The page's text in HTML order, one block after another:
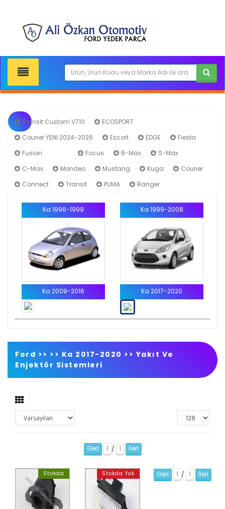
Transit Custom V710
ECOSPORT
Courier YENİ 2024-2026
Escort EDGE
Fiesta
Fusion
Focus B-Max
S-Max
C-Max
Mondeo Mustang Kuga
Courier
Connect
Transit PUMA Ranger
Ka 1996-1999 Ka 1999-2008
Ka 2009-2016 Ka 2017-2020
Ford >> >> Ka 2017-2020 >>Yakıt Ve
Enjektör Sistemleri
Geri 1 / 1 İleri
Stokda Stokda Yok Geri 1 / 1 İleri